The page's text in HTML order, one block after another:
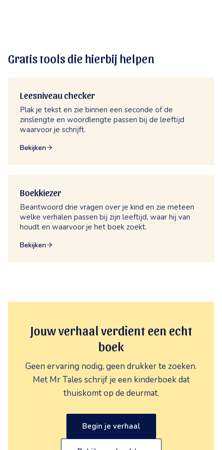
Gratis tools die hierbij helpen
Leesniveau checker
Plak je tekst en zie binnen een seconde of de
zinslengte en woordlengte passen bij de leeftijd
waarvoor je schrijft.
Bekijken
Boekkiezer
Beantwoord drie vragen over je kind en zie meteen
welke verhalen passen bij zijn leeftijd, waar hij van
houdt en waarvoor je het boek zoekt.
Bekijken
Jouw verhaal verdient een echt
boek
Geen ervaring nodig, geen drukker te zoeken.
Met Mr Tales schrijf je een kinderboek dat
thuiskomt op de deurmat.
Begin je verhaal